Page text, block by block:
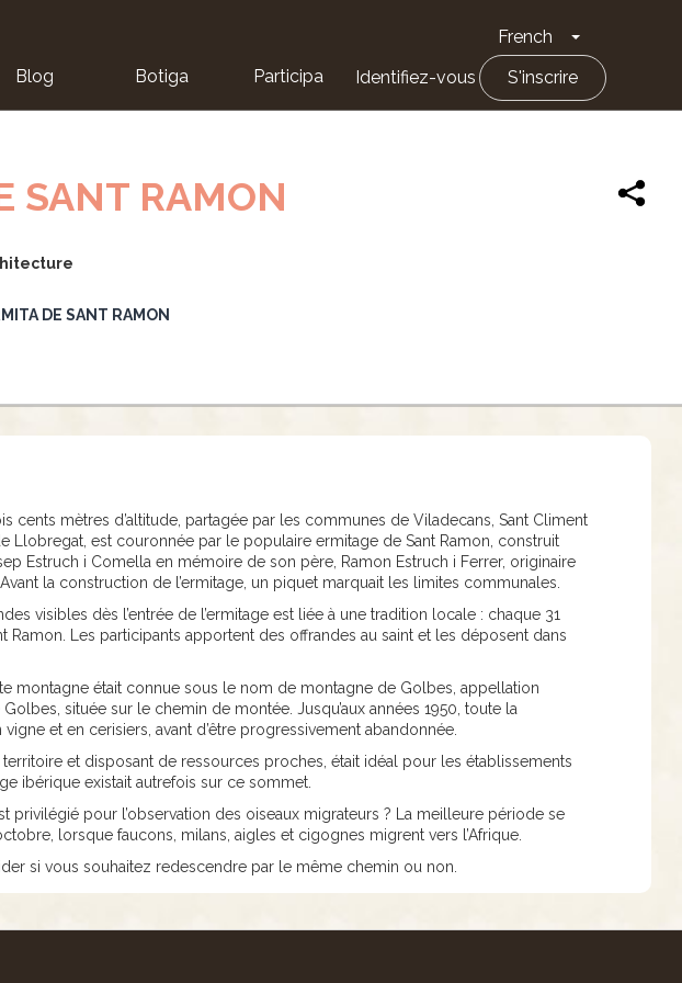
French Toggle
Blog Botiga Participa Identifiez-vous S'inscrire
SANT RAMON
DE SANT RAMON
cents mètres d’altitude, partagée par les communes de Viladecans, Sant Climent
Llobregat, est couronnée par le populaire ermitage de Sant Ramon, construit
Estruch i Comella en mémoire de son père, Ramon Estruch i Ferrer, originaire
la construction de l’ermitage, un piquet marquait les limites communales.
visibles dès l’entrée de l’ermitage est liée à une tradition locale : chaque 31
Ramon. Les participants apportent des offrandes au saint et les déposent dans
montagne était connue sous le nom de montagne de Golbes, appellation
située sur le chemin de montée. Jusqu’aux années 1950, toute la
et en cerisiers, avant d’être progressivement abandonnée.
et disposant de ressources proches, était idéal pour les établissements
ibérique existait autrefois sur ce sommet.
privilégié pour l’observation des oiseaux migrateurs ? La meilleure période se
lorsque faucons, milans, aigles et cigognes migrent vers l’Afrique.
si vous souhaitez redescendre par le même chemin ou non.